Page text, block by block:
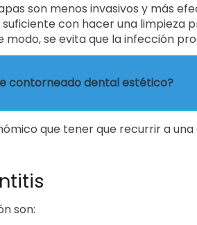
son menos invasivos y más
con hacer una limpieza
se evita que la infección
contorneado dental estético?
que tener que recurrir a una
son: